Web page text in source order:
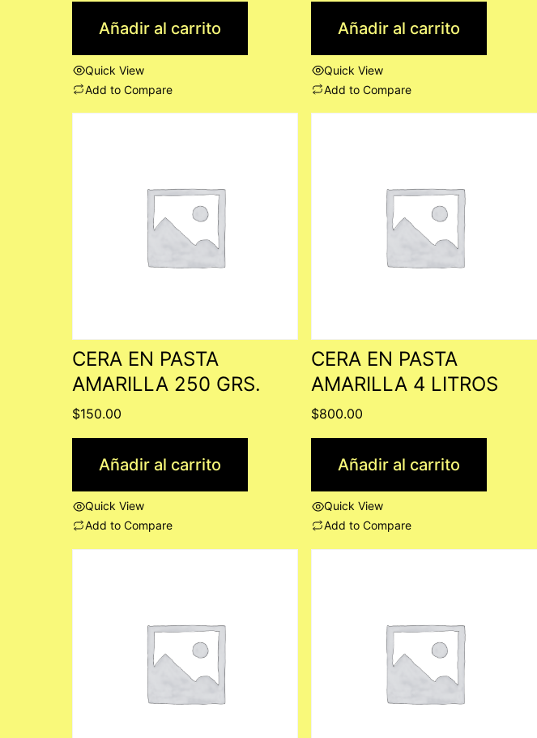
Añadir al carrito
Quick View
Add to Compare
Añadir al carrito
Quick View
Add to Compare
CERA EN PASTA
AMARILLA 250 GRS.
$150.00
Añadir al carrito
Quick View
Add to Compare
CERA EN PASTA
AMARILLA 4 LITROS
$800.00
Añadir al carrito
Quick View
Add to Compare